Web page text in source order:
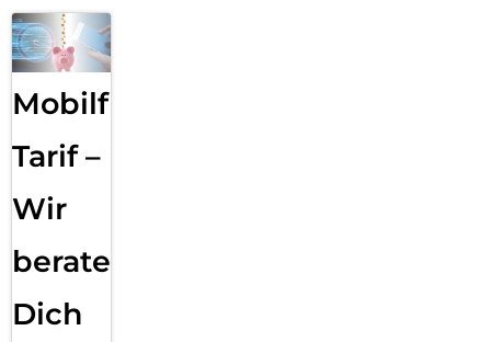
Mobilfunk
Tarif –
Wir
beraten
Dich